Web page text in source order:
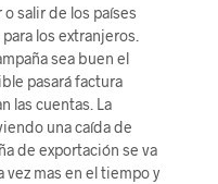
salir de los países
los extranjeros.
sea buen el
pasará factura
las cuentas. La
una caída de
de exportación se va
mas en el tiempo y